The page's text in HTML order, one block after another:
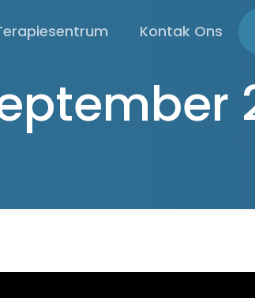
Kontak Ons